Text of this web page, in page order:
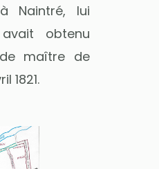
Naintré, lui
obtenu
maître de
1821.